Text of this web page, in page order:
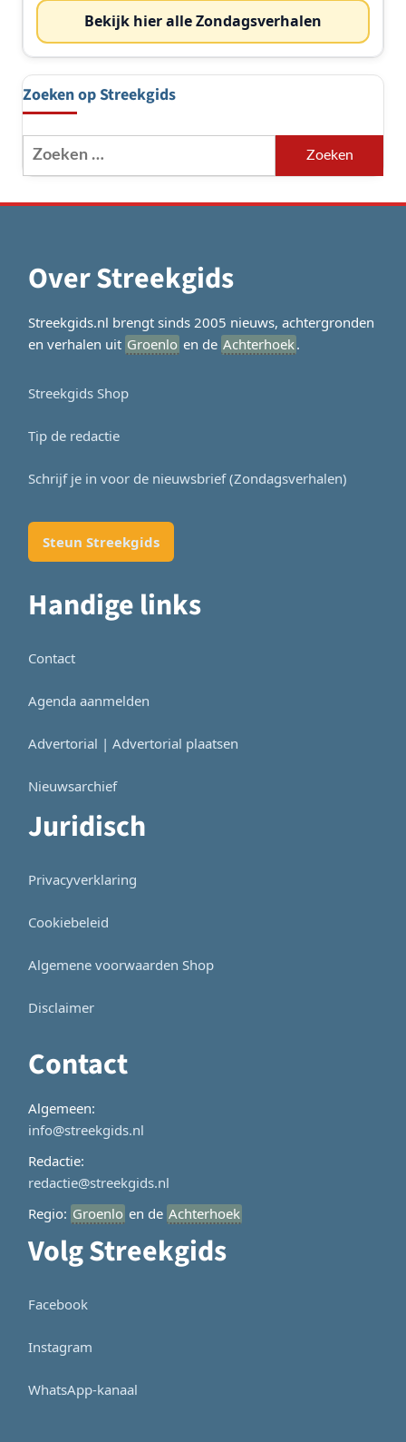
Bekijk hier alle Zondagsverhalen
Zoeken op Streekgids
Zoeken
naar:
Over Streekgids
Streekgids.nl brengt sinds 2005 nieuws, achtergronden
en verhalen uit Groenlo en de Achterhoek.
Streekgids Shop
Tip de redactie
Schrijf je in voor de nieuwsbrief (Zondagsverhalen)
Steun Streekgids
Handige links
Contact
Agenda aanmelden
Advertorial | Advertorial plaatsen
Nieuwsarchief
Juridisch
Privacyverklaring
Cookiebeleid
Algemene voorwaarden Shop
Disclaimer
Contact
Algemeen:
info@streekgids.nl
Redactie:
redactie@streekgids.nl
Regio: Groenlo en de Achterhoek
Volg Streekgids
Facebook
Instagram
WhatsApp-kanaal